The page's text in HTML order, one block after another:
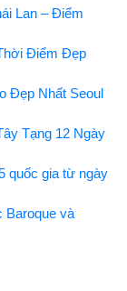
Lan – Điểm
Điểm Đẹp
Đẹp Nhất Seoul
Tạng 12 Ngày
quốc gia từ ngày
Baroque và